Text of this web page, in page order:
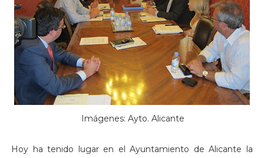
Imágenes: Ayto. Alicante
Hoy ha tenido lugar en el Ayuntamiento de Alicante la